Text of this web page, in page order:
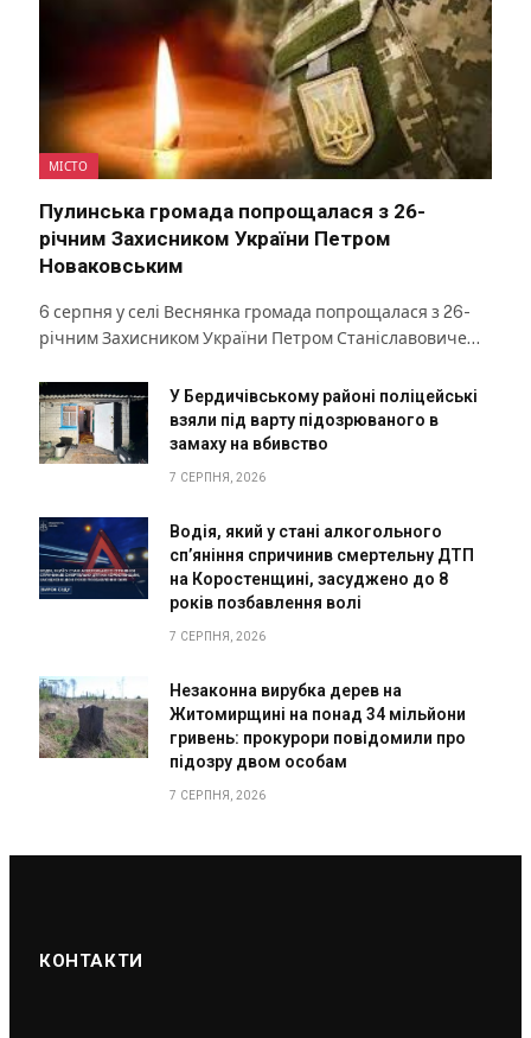
МІСТО
Пулинська громада попрощалася з 26-
річним Захисником України Петром
Новаковським
6 серпня у селі Веснянка громада попрощалася з 26-
річним Захисником України Петром Станіславовиче…
У Бердичівському районі поліцейські
взяли під варту підозрюваного в
замаху на вбивство
7 СЕРПНЯ, 2026
Водія, який у стані алкогольного
сп’яніння спричинив смертельну ДТП
на Коростенщині, засуджено до 8
років позбавлення волі
7 СЕРПНЯ, 2026
Незаконна вирубка дерев на
Житомирщині на понад 34 мільйони
гривень: прокурори повідомили про
підозру двом особам
7 СЕРПНЯ, 2026
КОНТАКТИ